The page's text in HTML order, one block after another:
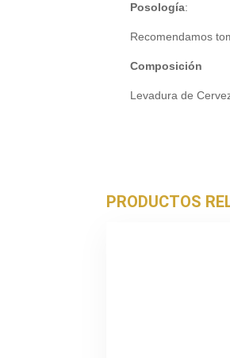
Posología:
Recomendamos
Composición
Levadura de
PRODUCTOS